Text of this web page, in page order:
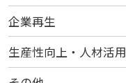
企業再生
生産性向上・人材活用